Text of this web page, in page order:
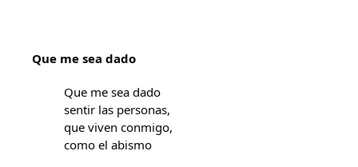
Que me sea dado
Que me sea dado
sentir las personas,
que viven conmigo,
como el abismo